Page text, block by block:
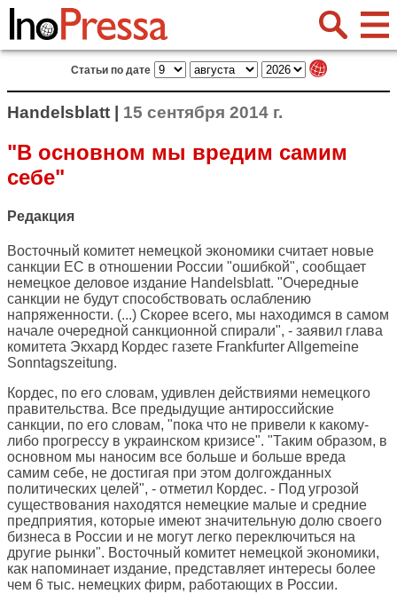
Статьи по дате
Handelsblatt | 15 сентября 2014 г.
"В основном мы вредим самим
себе"
Редакция
Восточный комитет немецкой экономики считает новые
санкции ЕС в отношении России "ошибкой", сообщает
немецкое деловое издание Handelsblatt. "Очередные
санкции не будут способствовать ослаблению
напряженности. (...) Скорее всего, мы находимся в самом
начале очередной санкционной спирали", - заявил глава
комитета Экхард Кордес газете Frankfurter Allgemeine
Sonntagszeitung.
Кордес, по его словам, удивлен действиями немецкого
правительства. Все предыдущие антироссийские
санкции, по его словам, "пока что не привели к какому-
либо прогрессу в украинском кризисе". "Таким образом, в
основном мы наносим все больше и больше вреда
самим себе, не достигая при этом долгожданных
политических целей", - отметил Кордес. - Под угрозой
существования находятся немецкие малые и средние
предприятия, которые имеют значительную долю своего
бизнеса в России и не могут легко переключиться на
другие рынки". Восточный комитет немецкой экономики,
как напоминает издание, представляет интересы более
чем 6 тыс. немецких фирм, работающих в России.